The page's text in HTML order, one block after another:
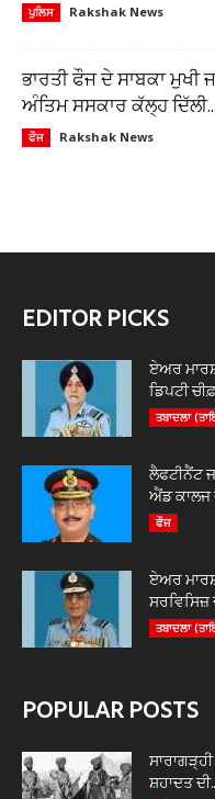
ਪੁਲਿਸ Rakshak News
ਭਾਰਤੀ ਫੌਜ ਦੇ ਸਾਬਕਾ ਮੁਖੀ
ਅੰਤਿਮ ਸਸਕਾਰ ਕੱਲ੍ਹ ਦਿੱਲੀ...
ਫੌਜ Rakshak News
EDITOR PICKS
ਏਅਰ
ਡਿਪਟੀ
ਤਬਾਦਲਾ
ਲੈਫਟੀਨੈਂਟ
ਐਂਡ ਕਾਲਜ
ਫੌਜ
ਏਅਰ
ਤਬਾਦਲਾ
POPULAR POSTS
ਸ਼ਹਾਦਤ